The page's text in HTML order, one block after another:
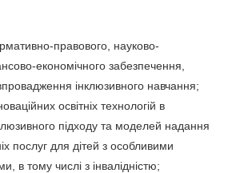
правового, науково-
економічного забезпечення,
інклюзивного навчання;
освітніх технологій в
підходу та моделей надання
послуг для дітей з особливими
в тому числі з інвалідністю;